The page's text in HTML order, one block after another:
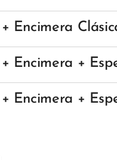
+ Encimera
+ Encimera +
+ Encimera +